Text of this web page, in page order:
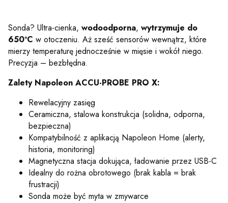
Sonda? Ultra-cienka, wodoodporna, wytrzymuje do
650ºC w otoczeniu. Aż sześć sensorów wewnątrz, które
mierzy temperaturę jednocześnie w mięsie i wokół niego.
Precyzja – bezbłędna.
Zalety Napoleon ACCU-PROBE PRO X:
Rewelacyjny zasięg
Ceramiczna, stalowa konstrukcja (solidna, odporna,
bezpieczna)
Kompatybilność z aplikacją Napoleon Home (alerty,
historia, monitoring)
Magnetyczna stacja dokująca, ładowanie przez USB-C
Idealny do rożna obrotowego (brak kabla = brak
frustracji)
Sonda może być myta w zmywarce